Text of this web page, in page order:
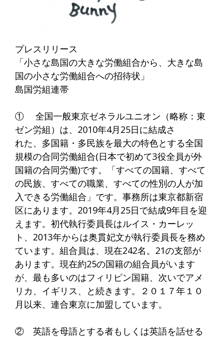
プレスリリース
「小さな島国の大きな労働組合から、大きな島
国の小さな労働組合への招待状」
島国労組連帯
① 全国一般東京ゼネラルユニオン（略称：東
ゼン労組）は、2010年4月25日に結成さ
れた、多国籍・多民族を最大の特色とする全国
規模の合同労働組合(日本で初めて3役全員が外
国籍の合同労働)です。「すべての国籍、すべて
の民族、すべての職業、すべての性別の人が加
入できる労働組合」です。事務所は東京都新宿
区にあります。2019年4月25日で結成9年目を迎
えます。初代執行委員長はルイス・カーレッ
ト、2013年からは奥貫妃文が執行委員長を務め
ています。組合員は、現在242名。21の支部が
あります。現在約25の国籍の組合員がいます
が、最も多いのはフィリピン国籍、次いでアメ
リカ、イギリス、と続きます。２０１７年１０
月以来、連合東京に加盟しています。
② 英語を母語とする者もしくは英語を話せる